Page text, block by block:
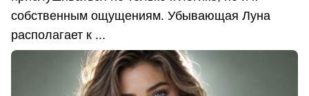
собственным ощущениям. Убывающая Луна
располагает к ...